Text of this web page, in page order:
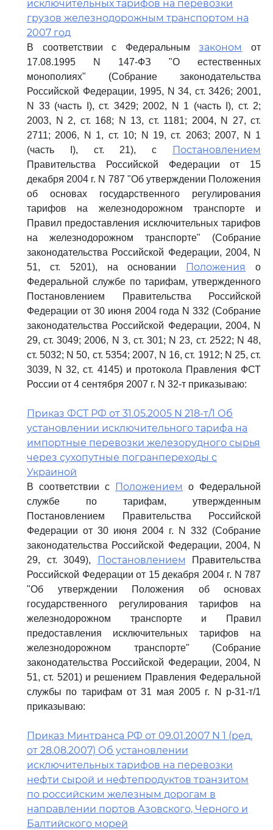
исключительных тарифов на перевозки
грузов железнодорожным транспортом на
2007 год
В соответствии с Федеральнымзаконом
от
17.08.1995 N 147-ФЗ "О естественных
монополиях" (Собрание законодательства
Российской Федерации, 1995, N 34, ст. 3426; 2001,
N 33 (часть I), ст. 3429; 2002, N 1 (часть I), ст. 2;
2003, N 2, ст. 168; N 13, ст. 1181; 2004, N 27, ст.
2711; 2006, N 1, ст. 10; N 19, ст. 2063; 2007, N 1
(часть I), ст. 21), с
Постановлением
Правительства Российской Федерации от 15
декабря 2004 г. N 787 "Об утверждении Положения
об основах государственного регулирования
тарифов на железнодорожном транспорте и
Правил предоставления исключительных тарифов
на железнодорожном транспорте" (Собрание
законодательства Российской Федерации, 2004, N
51, ст. 5201), на основании
Положения
о
Федеральной службе по тарифам, утвержденного
Постановлением Правительства Российской
Федерации от 30 июня 2004 года N 332 (Собрание
законодательства Российской Федерации, 2004, N
29, ст. 3049; 2006, N 3, ст. 301; N 23, ст. 2522; N 48,
ст. 5032; N 50, ст. 5354; 2007, N 16, ст. 1912; N 25, ст.
3039, N 32, ст. 4145) и протокола Правления ФСТ
России от 4 сентября 2007 г. N 32-т приказываю:
Приказ ФСТ РФ от 31.05.2005 N 218-т/1 Об
установлении исключительного тарифа на
импортные перевозки железорудного сырья
через сухопутные погранпереходы с
Украиной
В соответствии с Положением
о Федеральной
службе по тарифам, утвержденным
Постановлением Правительства Российской
Федерации от 30 июня 2004 г. N 332 (Собрание
законодательства Российской Федерации, 2004, N
29, ст. 3049),
Постановлением Правительства
Российской Федерации от 15 декабря 2004 г. N 787
"Об утверждении Положения об основах
государственного регулирования тарифов на
железнодорожном транспорте и Правил
предоставления исключительных тарифов на
железнодорожном транспорте" (Собрание
законодательства Российской Федерации, 2004, N
51, ст. 5201) и решением Правления Федеральной
службы по тарифам от 31 мая 2005 г. N р-31-т/1
приказываю:
Приказ Минтранса РФ от 09.01.2007 N 1 (ред.
от 28.08.2007) Об установлении
исключительных тарифов на перевозки
нефти сырой и нефтепродуктов транзитом
по российским железным дорогам в
направлении портов Азовского, Черного и
Балтийского морей